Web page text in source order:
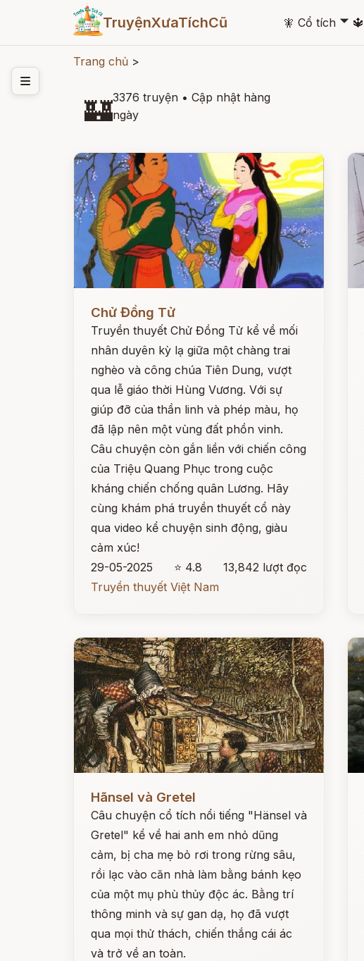
TruyệnXưaTíchCũ 🧚 Cổ tích 🞃 🔱
Trang chủ >
🏰3376 truyện • Cập nhật hàng
ngày
Chử Đồng Tử
Truyền thuyết Chử Đồng Tử kể về mối
nhân duyên kỳ lạ giữa một chàng trai
nghèo và công chúa Tiên Dung, vượt
qua lễ giáo thời Hùng Vương. Với sự
giúp đỡ của thần linh và phép màu, họ
đã lập nên một vùng đất phồn vinh.
Câu chuyện còn gắn liền với chiến công
của Triệu Quang Phục trong cuộc
kháng chiến chống quân Lương. Hãy
cùng khám phá truyền thuyết cổ này
qua video kể chuyện sinh động, giàu
cảm xúc!
29-05-2025
⭐ 4.8
13,842 lượt đọc
Truyền thuyết Việt Nam
Hãnsel và Gretel
Câu chuyện cổ tích nổi tiếng "Hänsel và
Gretel" kể về hai anh em nhỏ dũng
cảm, bị cha mẹ bỏ rơi trong rừng sâu,
rồi lạc vào căn nhà làm bằng bánh kẹo
của một mụ phù thủy độc ác. Bằng trí
thông minh và sự gan dạ, họ đã vượt
qua mọi thử thách, chiến thắng cái ác
và trở về an toàn.